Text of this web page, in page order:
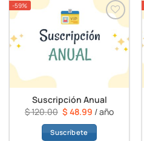
-59%
Añadir a
favoritos
Suscripción Anual
$120.00 El
precio
original
$ 48.99 El
precio
/ año
Suscríbete